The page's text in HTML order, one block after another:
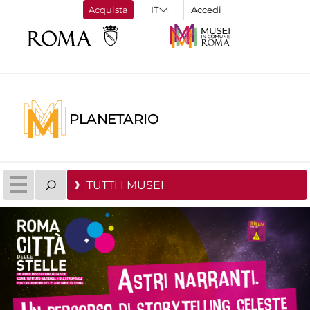
Acquista Accedi
PLANETARIO
TUTTI I MUSEI